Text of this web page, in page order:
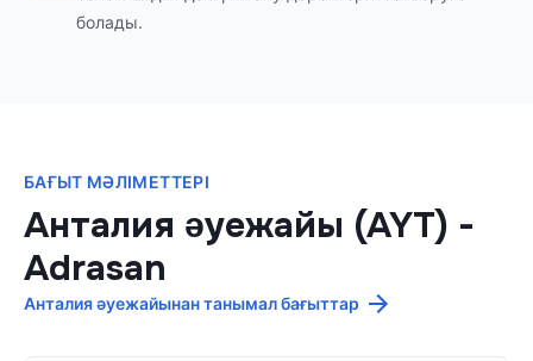
болады.
БАҒЫТ МӘЛІМЕТТЕРІ
Анталия әуежайы (AYT) -
Adrasan
Анталия әуежайынан танымал бағыттар